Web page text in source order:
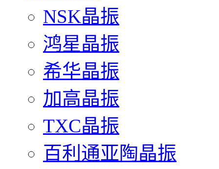
NSK晶振
鸿星晶振
希华晶振
加高晶振
TXC晶振
百利通亚陶晶振